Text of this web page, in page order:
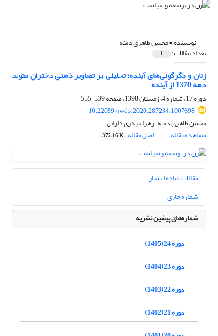
نویسنده =محسن طاهری دمنه
تعداد مقالات: 1
زنان و دگرگونی‌های آینده؛ تحلیلی بر تصاویر ذهنیِ دخترانِ متولد
دهه 1370 از آینده
دوره 17، شماره 4، زمستان 1398، صفحه
539-555
10.22059/jwdp.2020.287234.1007698
محسن طاهری دمنه، زهرا حیدری دارانی
مشاهده مقاله
اصل مقاله 375.16 K
مقالات آماده انتشار
شماره جاری
شماره‌های پیشین نشریه
دوره 24 (1405)
دوره 23 (1404)
دوره 22 (1403)
دوره 21 (1402)